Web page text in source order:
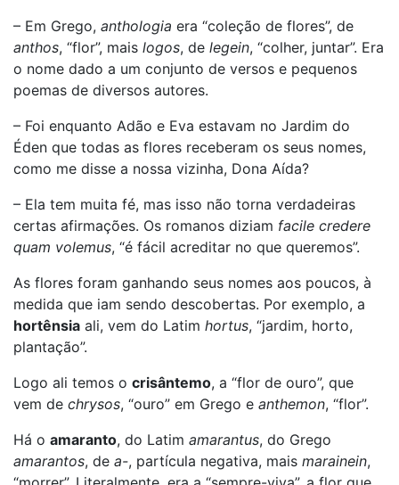
– Em Grego, anthologia era “coleção de flores”, de
anthos, “flor”, mais logos, de legein, “colher, juntar”. Era
o nome dado a um conjunto de versos e pequenos
poemas de diversos autores.
– Foi enquanto Adão e Eva estavam no Jardim do
Éden que todas as flores receberam os seus nomes,
como me disse a nossa vizinha, Dona Aída?
– Ela tem muita fé, mas isso não torna verdadeiras
certas afirmações. Os romanos diziam facile credere
quam volemus, “é fácil acreditar no que queremos”.
As flores foram ganhando seus nomes aos poucos, à
medida que iam sendo descobertas. Por exemplo, a
hortênsia ali, vem do Latim hortus, “jardim, horto,
plantação”.
Logo ali temos o crisântemo, a “flor de ouro”, que
vem de chrysos, “ouro” em Grego e anthemon, “flor”.
Há o amaranto, do Latim amarantus, do Grego
amarantos, de a-, partícula negativa, mais marainein,